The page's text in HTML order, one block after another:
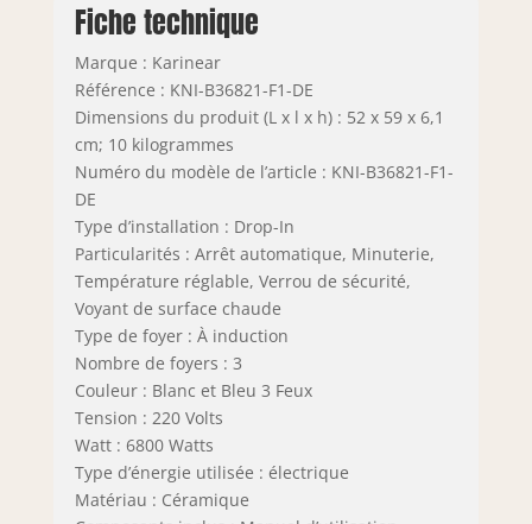
Fiche technique
Marque : Karinear
Référence : KNI-B36821-F1-DE
Dimensions du produit (L x l x h) : 52 x 59 x 6,1
cm; 10 kilogrammes
Numéro du modèle de l’article : KNI-B36821-F1-
DE
Type d’installation : Drop-In
Particularités : Arrêt automatique, Minuterie,
Température réglable, Verrou de sécurité,
Voyant de surface chaude
Type de foyer : À induction
Nombre de foyers : 3
Couleur : Blanc et Bleu 3 Feux
Tension : 220 Volts
Watt : 6800 Watts
Type d’énergie utilisée : électrique
Matériau : Céramique